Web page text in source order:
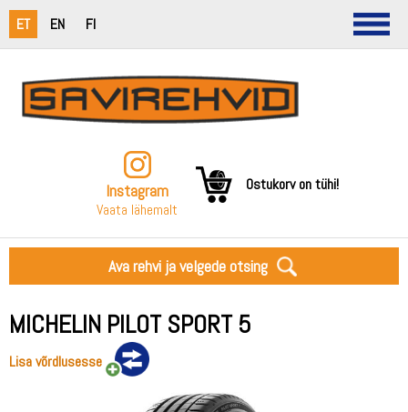
ET EN FI
Instagram
Vaata lähemalt
Ostukorv on tühi!
Ava rehvi ja velgede otsing
MICHELIN PILOT SPORT 5
Lisa võrdlusesse